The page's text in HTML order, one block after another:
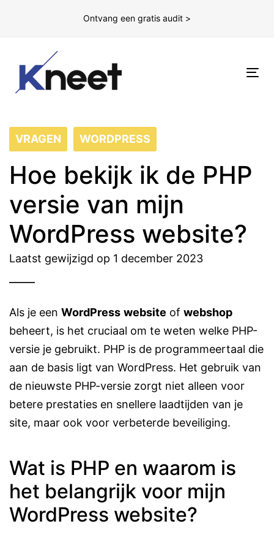
Ontvang een gratis audit >
VRAGEN WORDPRESS
Hoe bekijk ik de PHP
versie van mijn
WordPress website?
Laatst gewijzigd op 1 december 2023
Als je een WordPress website of webshop
beheert, is het cruciaal om te weten welke PHP-
versie je gebruikt. PHP is de programmeertaal die
aan de basis ligt van WordPress. Het gebruik van
de nieuwste PHP-versie zorgt niet alleen voor
betere prestaties en snellere laadtijden van je
site, maar ook voor verbeterde beveiliging.
Wat is PHP en waarom is
het belangrijk voor mijn
WordPress website?